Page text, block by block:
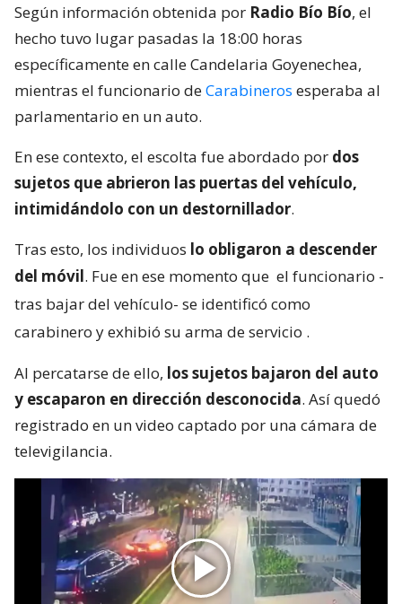
Según información obtenida por Radio Bío Bío, el
hecho tuvo lugar pasadas la 18:00 horas
específicamente en calle Candelaria Goyenechea,
mientras el funcionario deCarabineros esperaba al
parlamentario en un auto.
En ese contexto, el escolta fue abordado por dos
sujetos que abrieron las puertas del vehículo,
intimidándolo con un destornillador.
Tras esto, los individuos lo obligaron a descender
del móvil. Fue en ese momento que el funcionario -
tras bajar del vehículo- se identificó como
carabinero y exhibió su arma de servicio .
Al percatarse de ello, los sujetos bajaron del auto
y escaparon en dirección desconocida. Así quedó
registrado en un video captado por una cámara de
televigilancia.